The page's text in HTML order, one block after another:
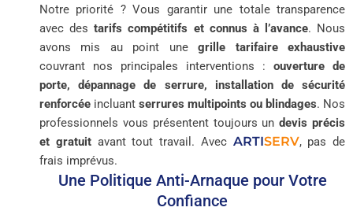
Notre priorité ? Vous garantir une totale transparence
avec destarifs compétitifs et connus à l’avance. Nous
avons mis au point unegrille tarifaire exhaustive
couvrant nos principales interventions : ouverture de
porte, dépannage de serrure, installation de sécurité
renforcée incluant serrures multipoints ou blindages. Nos
professionnels vous présentent toujours undevis précis
et gratuitavant tout travail. Avec ARTISERV, pas de
frais imprévus.
Une Politique Anti-Arnaque pour Votre
Confiance